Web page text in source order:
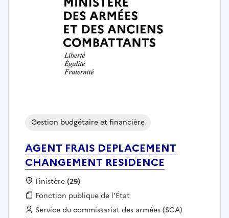
AGENT FRAIS DEPLACEMENT
CHANGEMENT RESIDENCE
Gestion budgétaire et financière
Localisation :
Finistère(29)
Fonction publique :
Fonction publique de l'État
Employeur :
Service du commissariat des armées (SCA)